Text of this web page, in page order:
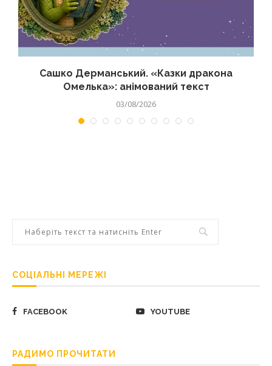
Сашко Дерманський. «Казки дракона
Омелька»: анімований текст
03/08/2026
СОЦІАЛЬНІ МЕРЕЖІ
FACEBOOK YOUTUBE
РАДИМО ПРОЧИТАТИ